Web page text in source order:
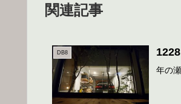
関連記事
DB8 1228
年の